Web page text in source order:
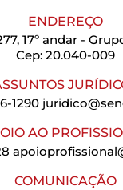
ENDEREÇO
17º andar -
Cep: 20.040-009
1290
AO
COMUNICAÇÃO